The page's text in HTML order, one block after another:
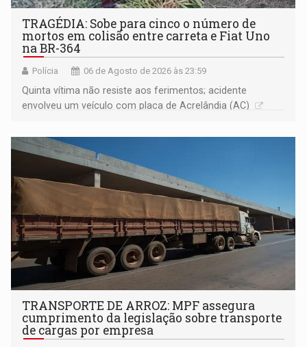
TRAGÉDIA: Sobe para cinco o número de
mortos em colisão entre carreta e Fiat Uno
na BR-364
Polícia 06 de Agosto de 2026 às 23:59
Quinta vítima não resiste aos ferimentos; acidente
envolveu um veículo com placa de Acrelândia (AC)
TRANSPORTE DE ARROZ: MPF assegura
cumprimento da legislação sobre transporte
de cargas por empresa